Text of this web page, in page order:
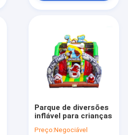
Parque de diversões
inflável para crianças
Preço:Negociável